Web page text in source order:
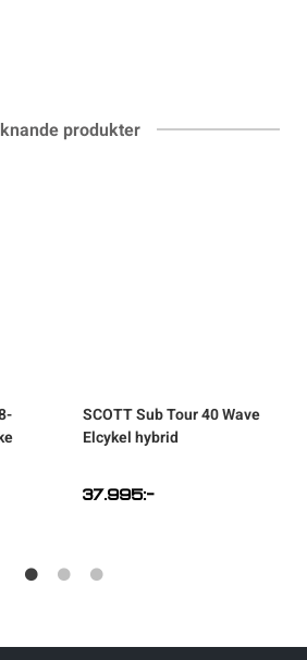
produkter
SCOTTSub Tour 40 Wave
Elcykel hybrid
37.995:-